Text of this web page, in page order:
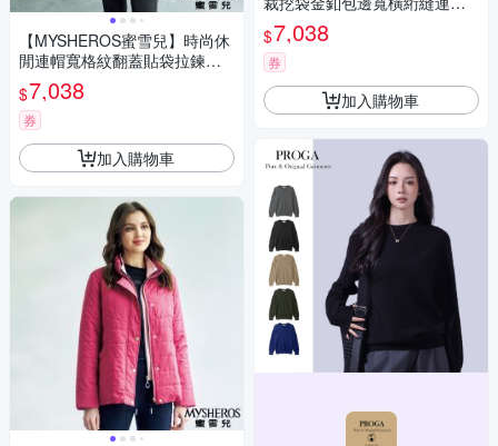
【MYSHEROS蜜雪兒】時尚休
閒連帽寬格紋翻蓋貼袋拉鍊外
套-丈青
$7,038
券
加入購物車
外套-紅
$7,038
券
加入購物車